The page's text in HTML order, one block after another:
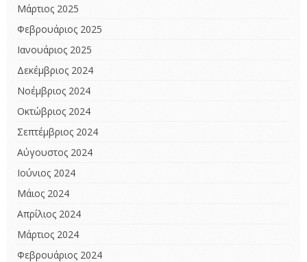
Μάρτιος 2025
Φεβρουάριος 2025
Ιανουάριος 2025
Δεκέμβριος 2024
Νοέμβριος 2024
Οκτώβριος 2024
Σεπτέμβριος 2024
Αύγουστος 2024
Ιούνιος 2024
Μάιος 2024
Απρίλιος 2024
Μάρτιος 2024
Φεβρουάριος 2024